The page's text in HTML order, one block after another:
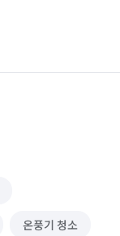
온풍기 청소